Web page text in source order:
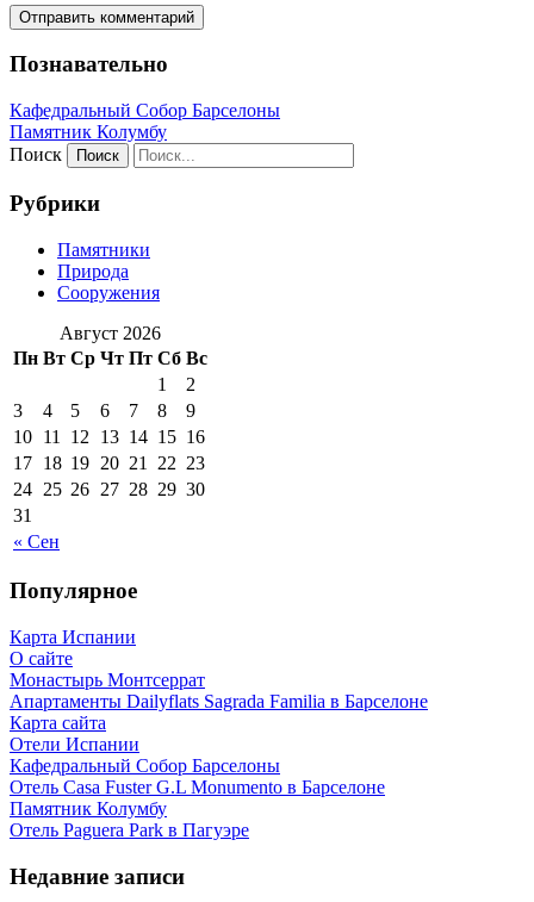
Познавательно
Кафeдрaльный Собор Барселоны
Пaмятник Колумбу
Поиск
Рубрики
Памятники
Природа
Сооружения
Август 2026
Пн Вт Ср Чт Пт Сб Вс
« Сен
1
2
3
4 5 6 7 8
9
10 11 12 13 14 15 16
17 18 19 20 21 22 23
24 25 26 27 28 29 30
31
Популярное
Карта Испании
О сайте
Монастырь Монтсеррат
Апартаменты Dailyflats Sagrada Familia в Барселоне
Карта сайта
Отели Испании
Кафeдрaльный Собор Барселоны
Отель Casa Fuster G.L Monumento в Барселоне
Пaмятник Колумбу
Отель Paguera Park в Пагуэре
Недавние записи